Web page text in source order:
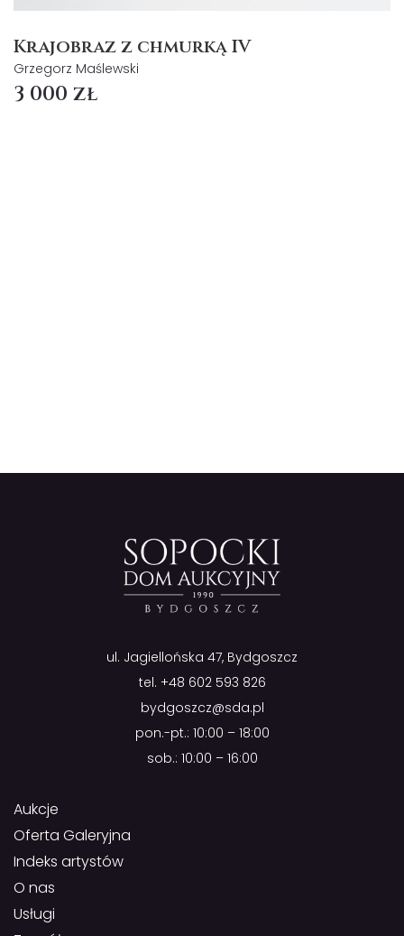
Krajobraz z chmurką IV
Grzegorz Maślewski
3 000 zł
ul. Jagiellońska 47, Bydgoszcz
tel. +48 602 593 826
bydgoszcz@sda.pl
pon.-pt.: 10:00 – 18:00
sob.: 10:00 – 16:00
Aukcje
Oferta Galeryjna
Indeks artystów
O nas
Usługi